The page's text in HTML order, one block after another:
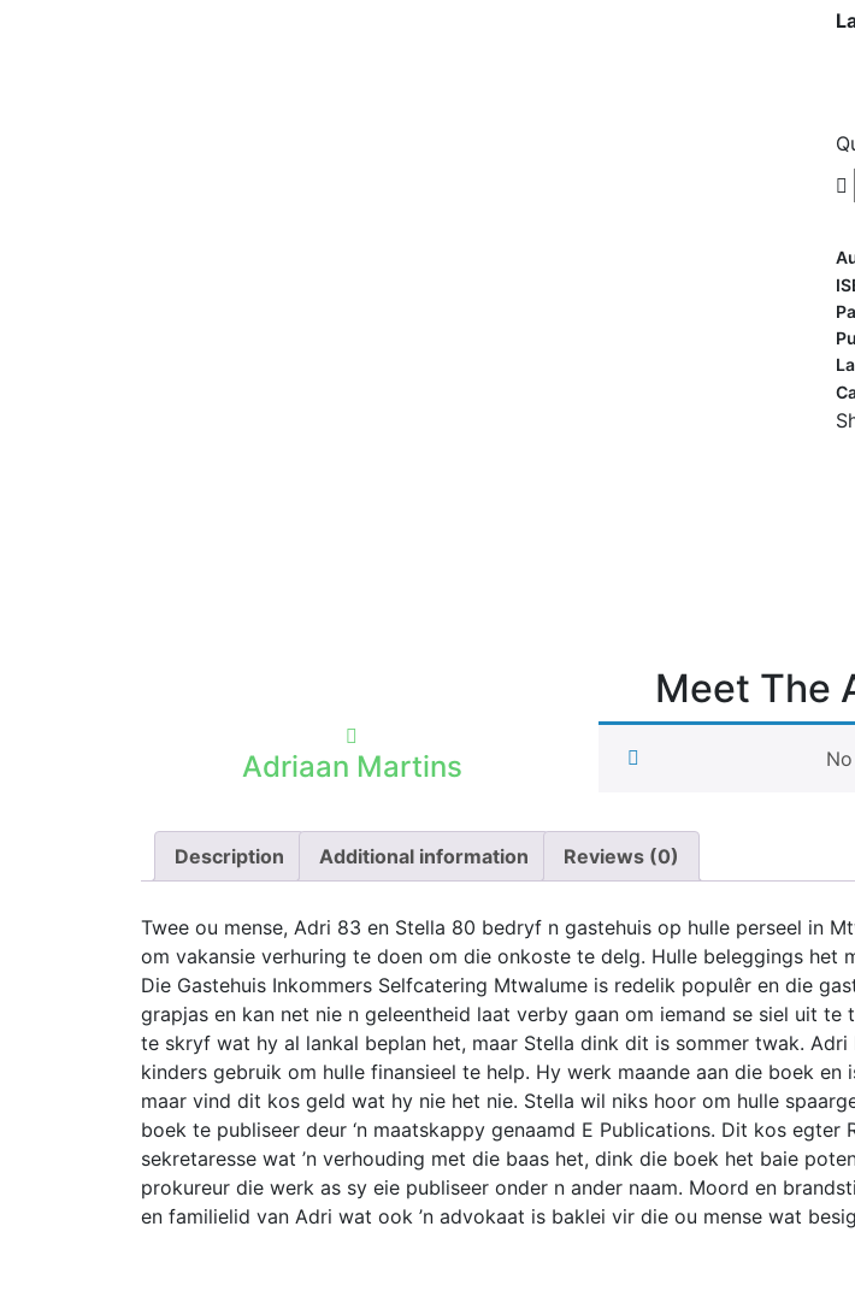
Meet The
Adriaan Martins
Description Additional information Reviews (0)
Twee ou mense, Adri 83 en Stella 80 bedryf n gastehuis op hulle perseel in
om vakansie verhuring te doen om die onkoste te delg. Hulle beleggings
Die Gastehuis Inkommers Selfcatering Mtwalume is redelik populêr en die
grapjas en kan net nie n geleentheid laat verby gaan om iemand se siel uit
te skryf wat hy al lankal beplan het, maar Stella dink dit is sommer twak.
kinders gebruik om hulle finansieel te help. Hy werk maande aan die boek
maar vind dit kos geld wat hy nie het nie. Stella wil niks hoor om hulle
boek te publiseer deur ‘n maatskappy genaamd E Publications. Dit kos
sekretaresse wat ’n verhouding met die baas het, dink die boek het baie
prokureur die werk as sy eie publiseer onder n ander naam. Moord en
en familielid van Adri wat ook ’n advokaat is baklei vir die ou mense wat